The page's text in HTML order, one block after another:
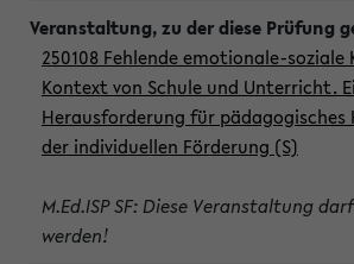
250108 Fehlende emotionale-soziale
Kontext von Schule und Unterricht.
Herausforderung für pädagogisches
der individuellen Förderung (S)
M.Ed.ISP SF: Diese Veranstaltung
werden!